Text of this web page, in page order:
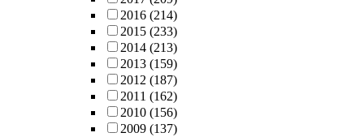
2016 (214)
2015 (233)
2014 (213)
2013 (159)
2012 (187)
2011 (162)
2010 (156)
2009 (137)